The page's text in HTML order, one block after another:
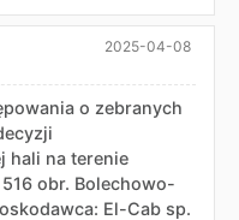
2025-04-08
o zebranych
hali na terenie
obr. Bolechowo-
El-Cab sp.